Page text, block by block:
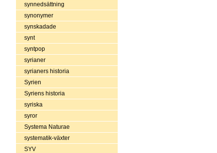
synnedsättning
synonymer
synskadade
synt
syntpop
syrianer
syrianers historia
Syrien
Syriens historia
syriska
syror
Systema Naturae
systematik-växter
SYV